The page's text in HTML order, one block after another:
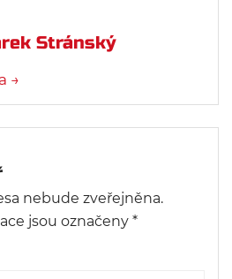
Stránský
→
nebude zveřejněna.
jsou označeny *